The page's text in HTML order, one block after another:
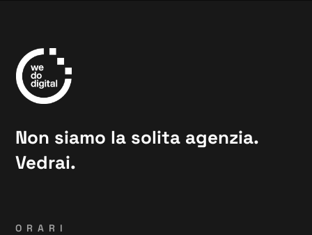
Non siamo la solita agenzia.
Vedrai.
ORARI